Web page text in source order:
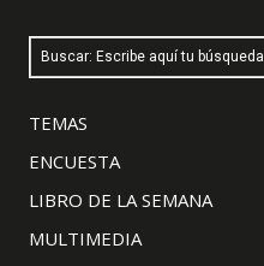
Buscar: Escribe aquí tu búsqueda
TEMAS
ENCUESTA
LIBRO DE LA SEMANA
MULTIMEDIA